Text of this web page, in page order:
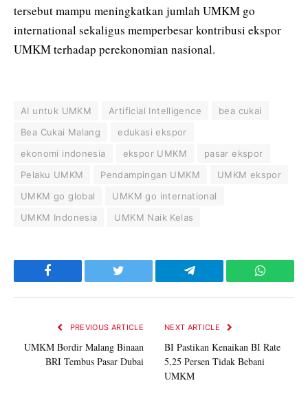
tersebut mampu meningkatkan jumlah UMKM go
international sekaligus memperbesar kontribusi ekspor
UMKM terhadap perekonomian nasional.
AI untuk UMKM Artificial Intelligence
bea cukai
Bea Cukai Malang
edukasi ekspor
ekonomi indonesia
ekspor UMKM
pasar ekspor
Pelaku UMKM
Pendampingan UMKM
UMKM ekspor
UMKM go global
UMKM go international
UMKM Indonesia
UMKM Naik Kelas
Facebook Twitter Telegram
PREVIOUS ARTICLE
UMKM Bordir Malang Binaan
BRI Tembus Pasar Dubai
NEXT ARTICLE
BI Pastikan Kenaikan BI Rate
5,25 Persen Tidak Bebani
UMKM